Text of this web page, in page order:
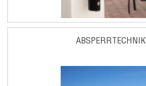
ABSPERRTECHNIK